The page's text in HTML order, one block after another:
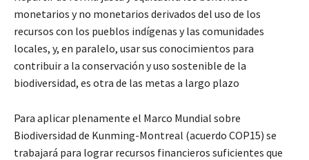
monetarios y no monetarios derivados del uso de los
recursos con los pueblos indígenas y las comunidades
locales, y, en paralelo, usar sus conocimientos para
contribuir a la conservación y uso sostenible de la
biodiversidad, es otra de las metas a largo plazo
Para aplicar plenamente el Marco Mundial sobre
Biodiversidad de Kunming-Montreal (acuerdo COP15) se
trabajará para lograr recursos financieros suficientes que